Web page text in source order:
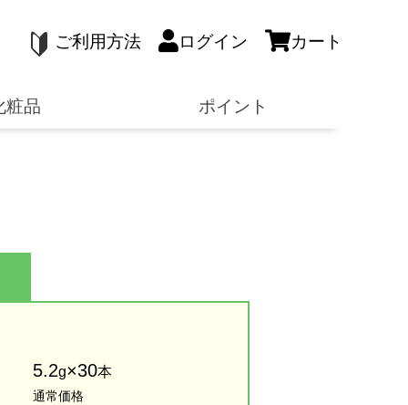
ご利用方法 ログイン カート
粧品 ポイント
5.2g×30本
通常価格